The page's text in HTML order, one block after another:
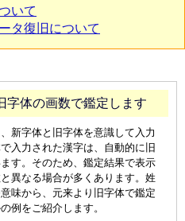
いて
タ復旧について
字体の画数で鑑定します
新字体と旧字体を意識して入力
入力された漢字は、自動的に旧
す。そのため、鑑定結果で表示
異なる場合が多くあります。姓
味から、元来より旧字体で鑑定
例をご紹介します。